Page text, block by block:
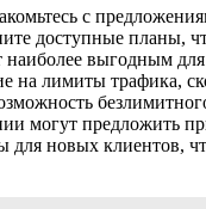
с
доступные планы,
наиболее выгодным
на лимиты трафика,
могут предложить
для новых клиентов,